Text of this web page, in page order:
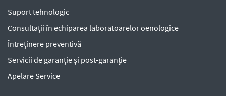
Suport tehnologic
Consultații în echiparea laboratoarelor oenologice
Întreținere preventivă
Servicii de garanție și post-garanție
Apelare Service